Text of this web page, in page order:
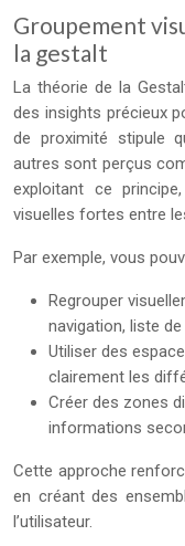
Groupement
la gestalt
La théorie de la
des insights précieux
de proximité stipule
autres sont perçus
exploitant ce
visuelles fortes entre
Par exemple, vous
Regrouper
navigation, liste
Utiliser des
clairement les
Créer des zones
informations
Cette approche
en créant des
l’utilisateur.